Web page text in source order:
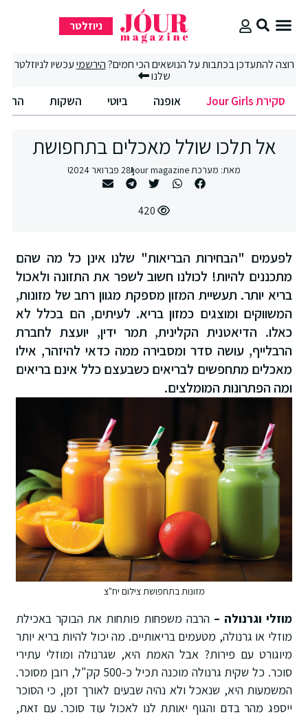
ניוזלטר
רוצה להתעדכן בכתבות על הנושאים הכי חמים?הירשמיעכשיו לניוזלטר
שלנו
סקירת Jour Girls אופנה ביוטי השקות החיים
אל תלכו שולל מאכלים בתחפושת
מאת:מערכת jour magazine 28 פברואר 2024
420
לפעמים "הבחירות הבריאות" שלנו אינן כל מה שהם
מתכננים להיות! לכולנו חשוב לשפר את התזונה ולאכול
בריא יותר. תעשיית המזון מספקת מגוון רחב של מזונות,
המשווקים ומוצגים כמזון בריא. לעיתים, הם בכלל לא
כאלו. הדיאטנית הקלינית, תמר ידין, יועצת לחברת
הרבלייף, עושה סדר ומסבירה ממה כדאי להיזהר, אילו
מאכלים מתחפשים לבריאים כשבעצם כלל אינם בריאים
ומה הפתרונות המומלצים.
מזונות בתחפושת צילום יח"צ
מוזלי וגרנולה – הרבה משפחות פותחות את הבוקר באכילת
מוזלי או גרנולה, מטעמים בריאותיים. מה יכול להיות בריא יותר
מיוגורט עם פירות? אבל האמת היא, שגרנולה ומוזלי עתירי
סוכר. כל שקית גרנולה מוכנה תכיל כ-500 קק"ל, רובן מסוכר.
המשמעות היא, שנאכל ולא נהיה שבעים לאורך זמן, כי הסוכר
ייספג מהר בדם והגוף יאותת לנו לאכול עוד סוכר. עם זאת,